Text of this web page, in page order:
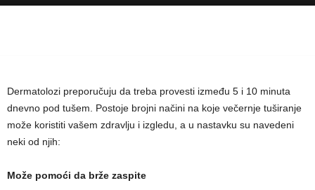
Dermatolozi preporučuju da treba provesti između 5 i 10 minuta
dnevno pod tušem. Postoje brojni načini na koje večernje tuširanje
može koristiti vašem zdravlju i izgledu, a u nastavku su navedeni
neki od njih:
Može pomoći da brže zaspite